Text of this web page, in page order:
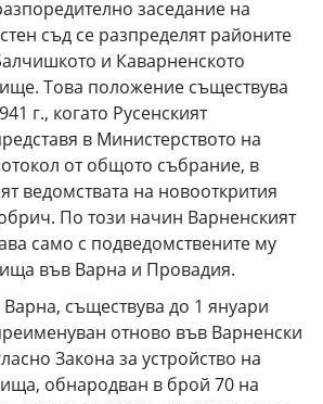
заседание на
съд се разпределят районите
и Каварненското
Това положение съществува
г., когато Русенският
в Министерството на
от общото събрание, в
ведомствата на новооткрития
По този начин Варненският
само с подведомствените му
във Варна и Провадия.
съществува до 1 януари
отново във Варненски
Закона за устройство на
обнародван в брой 70 на